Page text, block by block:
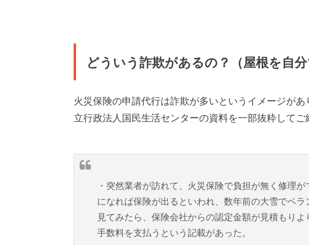
どういう詐欺があるの？（屋根を自
火災保険の申請代行は詐欺が多いというイメージが
立行政法人国民生活センターの資料を一部抜粋してご
・突然業者が訪れて、火災保険で負担が無く修理
になれば保険が出るといわれ、数年前の大雪でベ
見てみたら、保険会社からの認定金額が見積もり
手数料を支払うという記載があった。